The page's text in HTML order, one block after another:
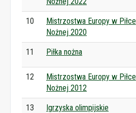
10
Mistrzostwa Europy w Piłce
Nożnej 2020
11 Piłka nożna
12
Mistrzostwa Europy w Piłce
Nożnej 2012
13 Igrzyska olimpijskie